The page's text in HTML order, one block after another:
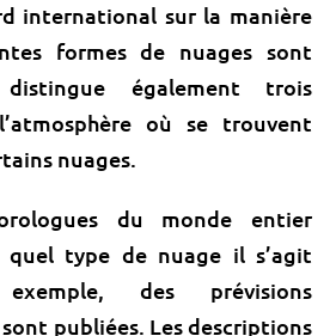
international sur la manière
formes de nuages sont
également trois
où se trouvent
nuages.
du monde entier
quel type de nuage il s’agit
des prévisions
publiées. Les descriptions